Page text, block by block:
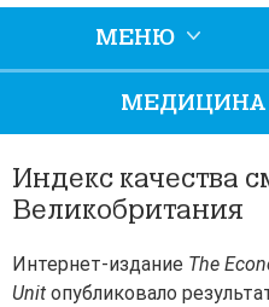
МЕНЮ
Индекс качества
Великобритания
Интернет-издание The
Unit опубликовало
МЕДИЦИНА